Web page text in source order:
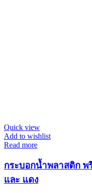
Quick view
Add to wishlist
Read more
กระบอกน้ำพลาสติก พ
และ แดง